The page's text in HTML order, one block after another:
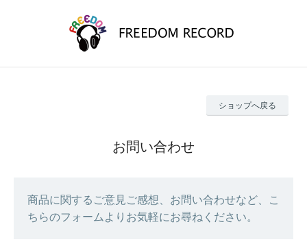
ショップへ戻る
お問い合わせ
商品に関するご意見ご感想、お問い合わせなど、こ
ちらのフォームよりお気軽にお尋ねください。